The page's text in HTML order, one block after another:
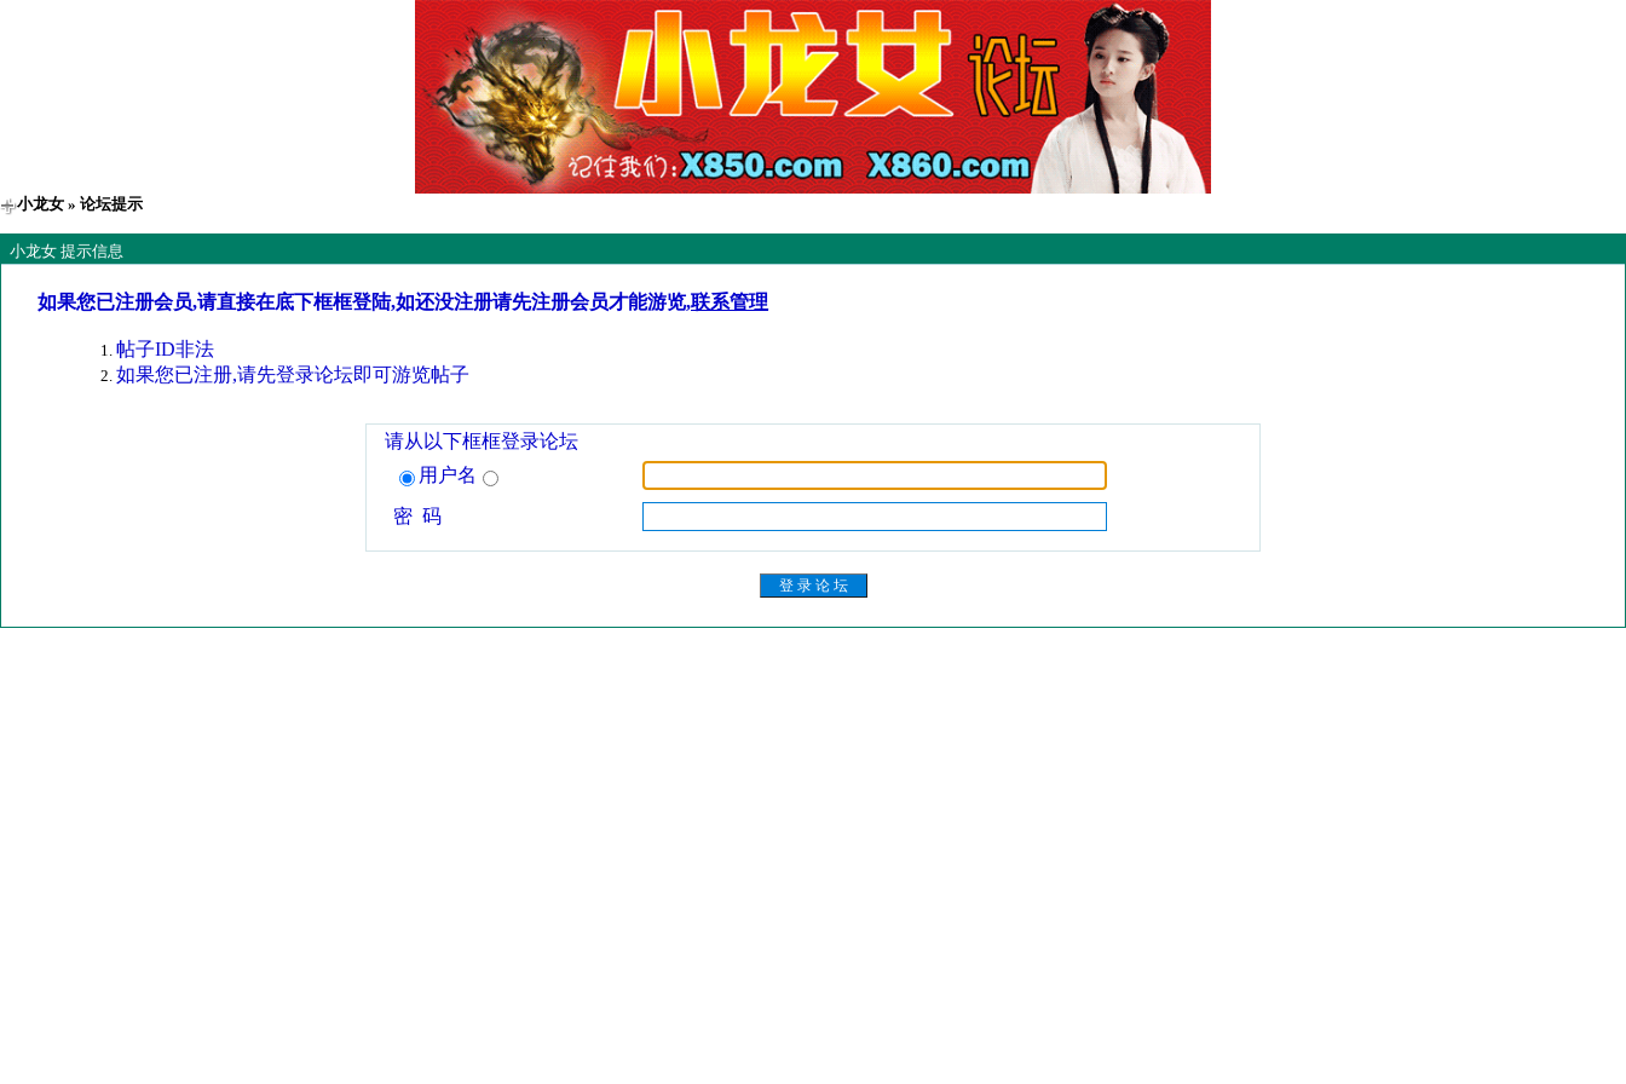
小龙女 » 论坛提示
小龙女 提示信息
如果您已注册会员,请直接在底下框框登陆,如还没注册请先注册会员才能游览,联系管理
帖子ID非法
如果您已注册,请先登录论坛即可游览帖子
请从以下框框登录论坛
用户名
密 码